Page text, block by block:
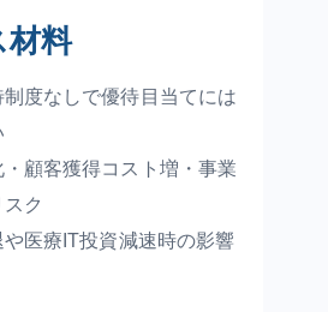
材料
度なしで優待目当てには
顧客獲得コスト増・事業
ク
医療IT投資減速時の影響